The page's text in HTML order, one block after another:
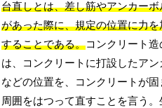
台直しとは、差し筋やアンカー
があった際に、規定の位置に力
することである。コンクリート造
は、コンクリートに打設したアン
などの位置を、コンクリートが固
周囲をはつって直すことを言う。